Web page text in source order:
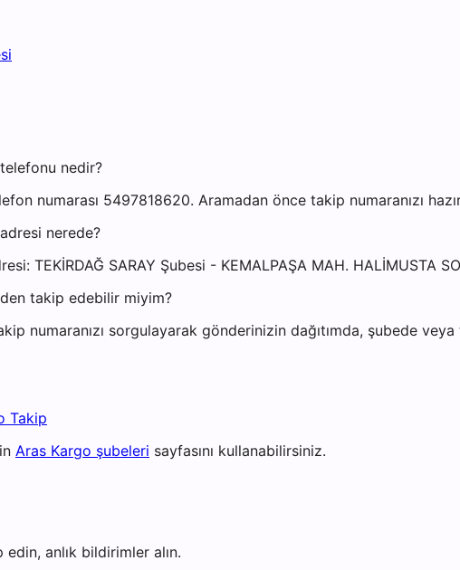
nedir?
numarası 5497818620. Aramadan önce takip numaranızı hazır
nerede?
TEKİRDAĞ SARAY Şubesi - KEMALPAŞA MAH. HALİMUSTA
takip edebilir miyim?
numaranızı sorgulayarak gönderinizin dağıtımda, şubede
Takip
Aras Kargo şubeleri sayfasını kullanabilirsiniz.
anlık bildirimler alın.